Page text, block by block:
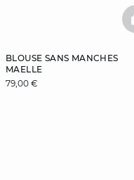
BLOUSE SANS MANCHES
MAELLE
79,00 €